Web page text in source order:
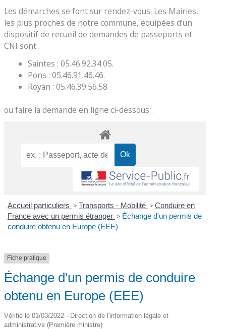
Les démarches se font sur rendez-vous. Les Mairies,
les plus proches de notre commune, équipées d’un
dispositif de recueil de demandes de passeports et
CNI sont :
Saintes : 05.46.92.34.05.
Pons : 05.46.91.46.46.
Royan : 05.46.39.56.58
ou faire la demande en ligne ci-dessous .
Accueil particuliers > Transports - Mobilité > Conduire en
France avec un permis étranger > Échange d'un permis de
conduire obtenu en Europe (EEE)
Fiche pratique
Échange d'un permis de conduire
obtenu en Europe (EEE)
Vérifié le 01/03/2022 - Direction de l'information légale et
administrative (Première ministre)